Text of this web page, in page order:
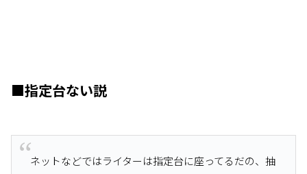
■指定台ない説
ネットなどではライターは指定台に座ってるだの、抽